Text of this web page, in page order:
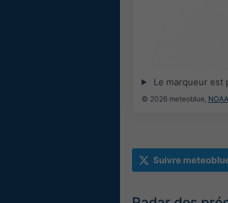
Le marqueur est
© 2026 meteoblue,
Suivre